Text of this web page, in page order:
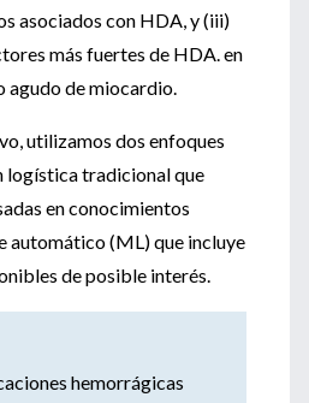
asociados con HDA, y (iii)
más fuertes de HDA. en
agudo de miocardio.
utilizamos dos enfoques
logística tradicional que
en conocimientos
automático (ML) que incluye
de posible interés.
hemorrágicas